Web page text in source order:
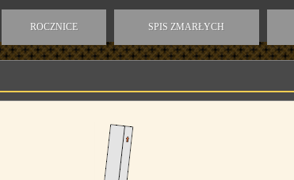
ROCZNICE SPIS ZMARŁYCH